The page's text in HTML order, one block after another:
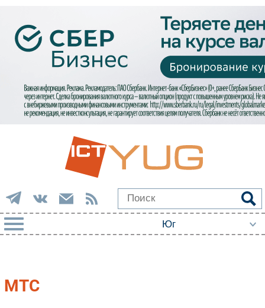
Импорто­замещение
МТС